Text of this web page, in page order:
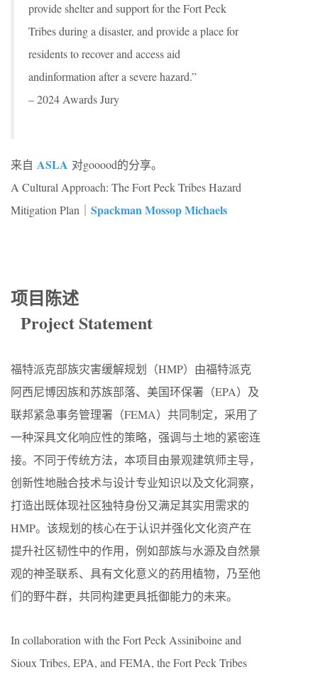
provide shelter and support for the Fort Peck
Tribes during a disaster, and provide a place for
residents to recover and access aid
andinformation after a severe hazard.”
– 2024 Awards Jury
来自 ASLA 对gooood的分享。
A Cultural Approach: The Fort Peck Tribes Hazard
Mitigation Plan｜ Spackman Mossop Michaels
项目陈述
Project Statement
福特派克部族灾害缓解规划（HMP）由福特派克
阿西尼博因族和苏族部落、美国环保署（EPA）及
联邦紧急事务管理署（FEMA）共同制定，采用了
一种深具文化响应性的策略，强调与土地的紧密连
接。不同于传统方法，本项目由景观建筑师主导，
创新性地融合技术与设计专业知识以及文化洞察，
打造出既体现社区独特身份又满足其实用需求的
HMP。该规划的核心在于认识并强化文化资产在
提升社区韧性中的作用，例如部族与水源及自然景
观的神圣联系、具有文化意义的药用植物，乃至他
们的野牛群，共同构建更具抵御能力的未来。
In collaboration with the Fort Peck Assiniboine and
Sioux Tribes, EPA, and FEMA, the Fort Peck Tribes